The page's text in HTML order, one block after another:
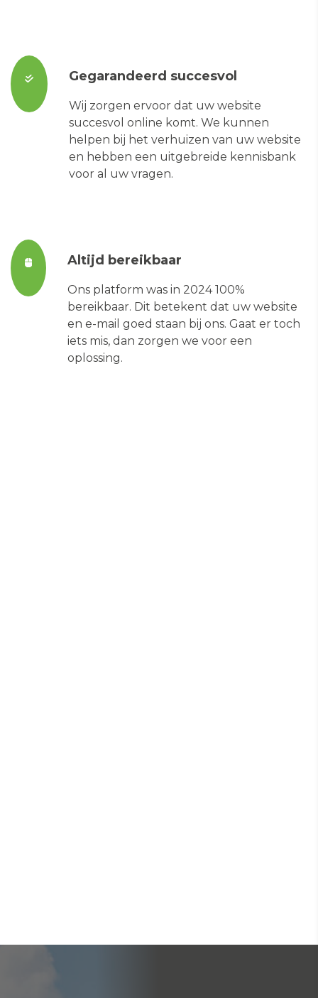
Gegarandeerd succesvol
Wij zorgen ervoor dat uw website
succesvol online komt. We kunnen
helpen bij het verhuizen van uw website
en hebben een uitgebreide kennisbank
voor al uw vragen.
Altijd bereikbaar
Ons platform was in 2024 100%
bereikbaar. Dit betekent dat uw website
en e-mail goed staan bij ons. Gaat er toch
iets mis, dan zorgen we voor een
oplossing.